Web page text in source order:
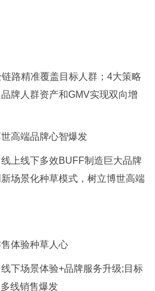
路精准覆盖目标人群；4大策略
牌人群资产和GMV实现双向增
高端品牌心智爆发
上线下多效BUFF制造巨大品牌
场景化种草模式，树立博世高端
体验种草人心
下场景体验+品牌服务升级;目标
线销售爆发